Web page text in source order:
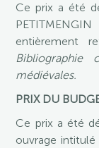
Ce prix a été
entièrement
Bibliographie
médiévales.
PRIX DU
Ce prix a été
ouvrage intitulé